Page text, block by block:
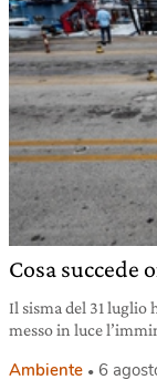
Cosa succede
Il sisma del 31 luglio
messo in luce
Ambiente 6